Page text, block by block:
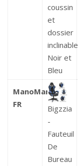
coussin
et
dossier
inclinable
Noir et
Bleu
ManoMano
FR
Bigzzia
-
Fauteuil
De
Bureau